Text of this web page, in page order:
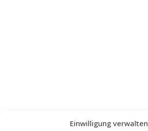
Einwilligung verwalten